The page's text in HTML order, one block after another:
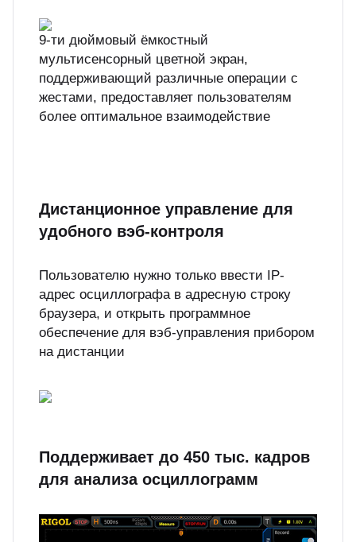
9-ти дюймовый ёмкостный
мультисенсорный цветной экран,
поддерживающий различные операции с
жестами, предоставляет пользователям
более оптимальное взаимодействие
Дистанционное управление для
удобного вэб-контроля
Пользователю нужно только ввести IP-
адрес осциллографа в адресную строку
браузера, и открыть программное
обеспечение для вэб-управления прибором
на дистанции
Поддерживает до 450 тыс. кадров
для анализа осциллограмм